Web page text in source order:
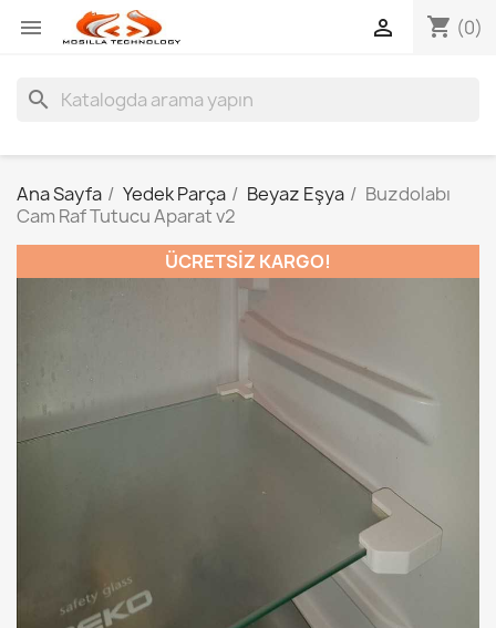
 shopping_cart (0)

search
Ana Sayfa Yedek Parça Beyaz Eşya
Buzdolabı
Cam Raf Tutucu Aparat v2
ÜCRETSIZ KARGO!